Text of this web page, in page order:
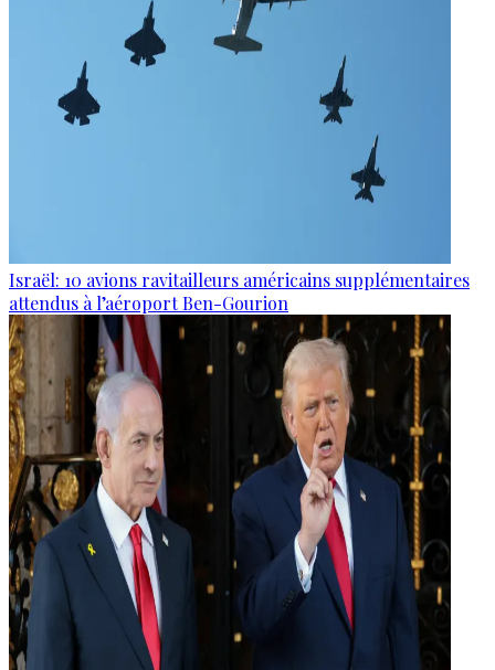
Israël: 10 avions ravitailleurs américains supplémentaires
attendus à l’aéroport Ben-Gourion